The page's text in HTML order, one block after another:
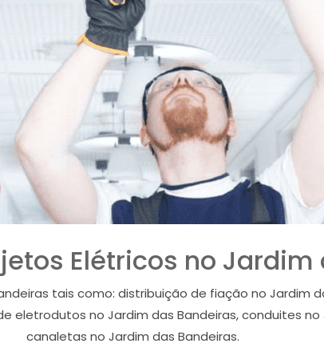
Elétricos no Jardim
tais como: distribuição de fiação no Jardim
eletrodutos no Jardim das Bandeiras, conduites
canaletas no Jardim das Bandeiras.